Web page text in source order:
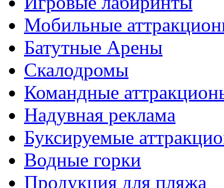
Мобильные
Батутные Арены
Скалодромы
Командные
Надувная реклама
Буксируемые
Водные горки
Продукция для пляжа